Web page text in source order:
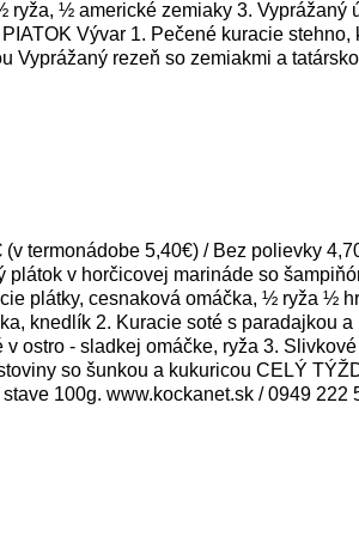
½ americké zemiaky 3. Vyprážaný
Vývar 1. Pečené kuracie stehno,
Vyprážaný rezeň so zemiakmi a
termonádobe 5,40€) / Bez polievky
v horčicovej marináde so
plátky, cesnaková omáčka, ½ ryža ½
knedlík 2. Kuracie soté s paradajkou a
ostro - sladkej omáčke, ryža 3.
so šunkou a kukuricou CELÝ
100g. www.kockanet.sk / 0949 222